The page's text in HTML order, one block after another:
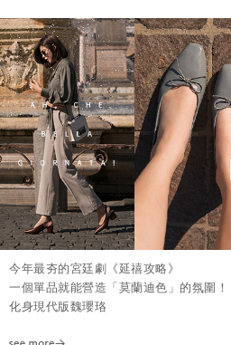
今年最夯的宮廷劇《延禧攻略》
一個單品就能營造「莫蘭迪色」的氛圍！
化身現代版魏瓔珞